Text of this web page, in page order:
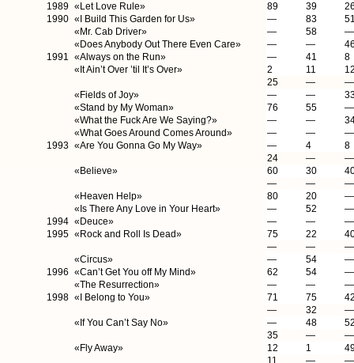
1989 «Let Love Rule» 89 39
1990 «I Build This Garden for Us» — 83
«Mr. Cab Driver»
— 58
—
«Does Anybody Out There Even Care»
— —
1991 «Always on the Run» — 41
8
«It Ain’t Over ’til It’s Over»
2 11
25
—
—
«Fields of Joy»
— —
«Stand by My Woman»
76 55
—
«What the Fuck Are We Saying?»
— —
«What Goes Around Comes Around»
— —
—
1993 «Are You Gonna Go My Way» — 4
8
24
—
—
«Believe»
60 30
—
—
—
«Heaven Help»
80 20
—
«Is There Any Love in Your Heart»
— 52
—
1994 «Deuce» — —
—
1995 «Rock and Roll Is Dead» 75 22
—
—
—
«Circus»
— 54
—
1996 «Can’t Get You off My Mind» 62 54
—
«The Resurrection»
— —
—
1998 «I Belong to You» 71 75
—
32
—
«If You Can’t Say No»
— 48
35
—
—
«Fly Away»
12 1
11
—
—